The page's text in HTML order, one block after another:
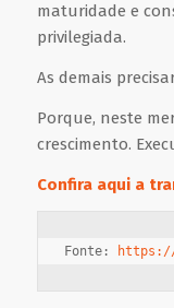
maturidade e
privilegiada.
As demais
Porque, neste
crescimento.
Confira aquia
Fonte: https://